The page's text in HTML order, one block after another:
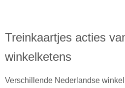
Treinkaartjes acties
winkelketens
Verschillende Nederlandse